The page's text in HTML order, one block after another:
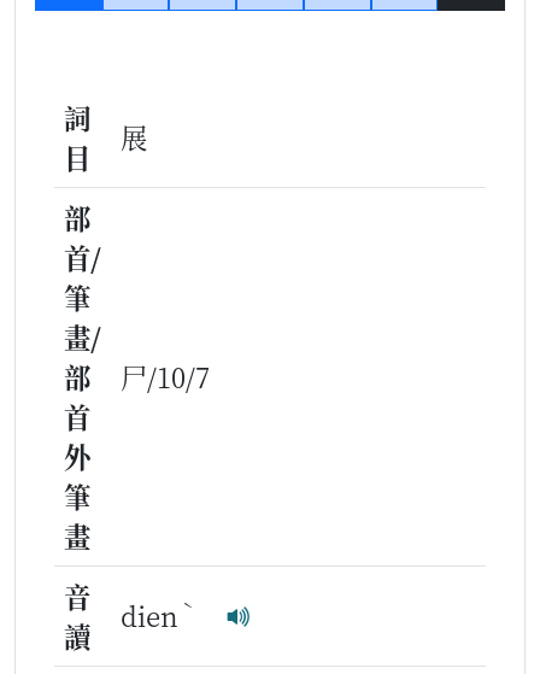
詞
目
展
部
首/
筆
畫/
部
首
外
筆
畫
尸/10/7
音
讀
dien ˋ